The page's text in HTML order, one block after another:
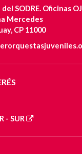
SODRE. Oficinas
Mercedes
CP 11000
- SUR